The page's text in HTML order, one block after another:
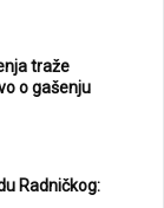
traže
o gašenju
Radničkog: